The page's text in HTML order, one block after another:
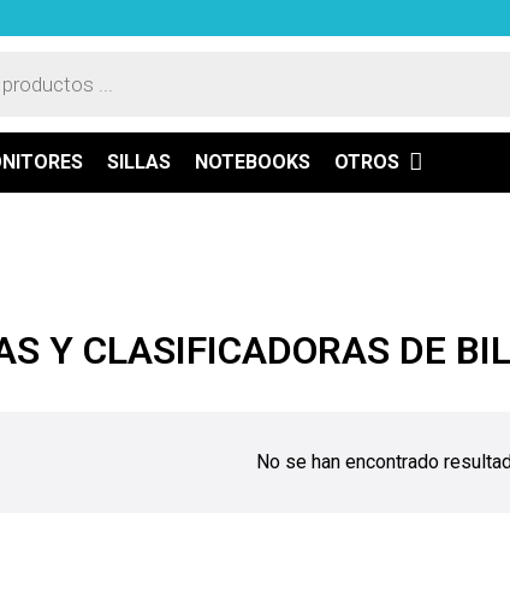
SILLAS NOTEBOOKS OTROS
Y CLASIFICADORAS DE
No se han encontrado